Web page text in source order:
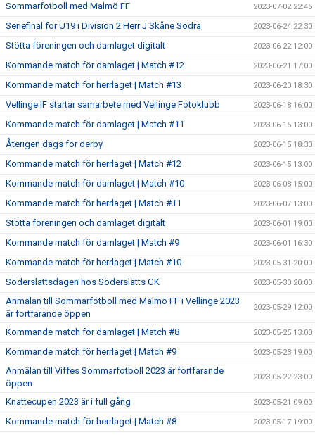
Sommarfotboll med Malmö FF 2023-07-02 22:45
Seriefinal för U19 i Division 2 Herr J Skåne Södra 2023-06-24 22:30
Stötta föreningen och damlaget digitalt 2023-06-22 12:00
Kommande match för damlaget | Match #12 2023-06-21 17:00
Kommande match för herrlaget | Match #13 2023-06-20 18:30
Vellinge IF startar samarbete med Vellinge Fotoklubb 2023-06-18 16:00
Kommande match för damlaget | Match #11 2023-06-16 13:00
Återigen dags för derby 2023-06-15 18:30
Kommande match för herrlaget | Match #12 2023-06-15 13:00
Kommande match för damlaget | Match #10 2023-06-08 15:00
Kommande match för herrlaget | Match #11 2023-06-07 13:00
Stötta föreningen och damlaget digitalt 2023-06-01 19:00
Kommande match för damlaget | Match #9 2023-06-01 16:30
Kommande match för herrlaget | Match #10 2023-05-31 20:00
Söderslättsdagen hos Söderslätts GK 2023-05-30 20:00
Anmälan till Sommarfotboll med Malmö FF i Vellinge 2023
är fortfarande öppen
2023-05-29 12:00
Kommande match för damlaget | Match #8 2023-05-25 13:00
Kommande match för herrlaget | Match #9 2023-05-23 19:00
Anmälan till Viffes Sommarfotboll 2023 är fortfarande
öppen
2023-05-22 23:00
Knattecupen 2023 är i full gång 2023-05-21 09:00
Kommande match för herrlaget | Match #8 2023-05-17 19:00